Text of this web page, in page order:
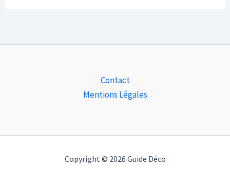
Contact
Mentions Légales
Copyright © 2026 Guide Déco